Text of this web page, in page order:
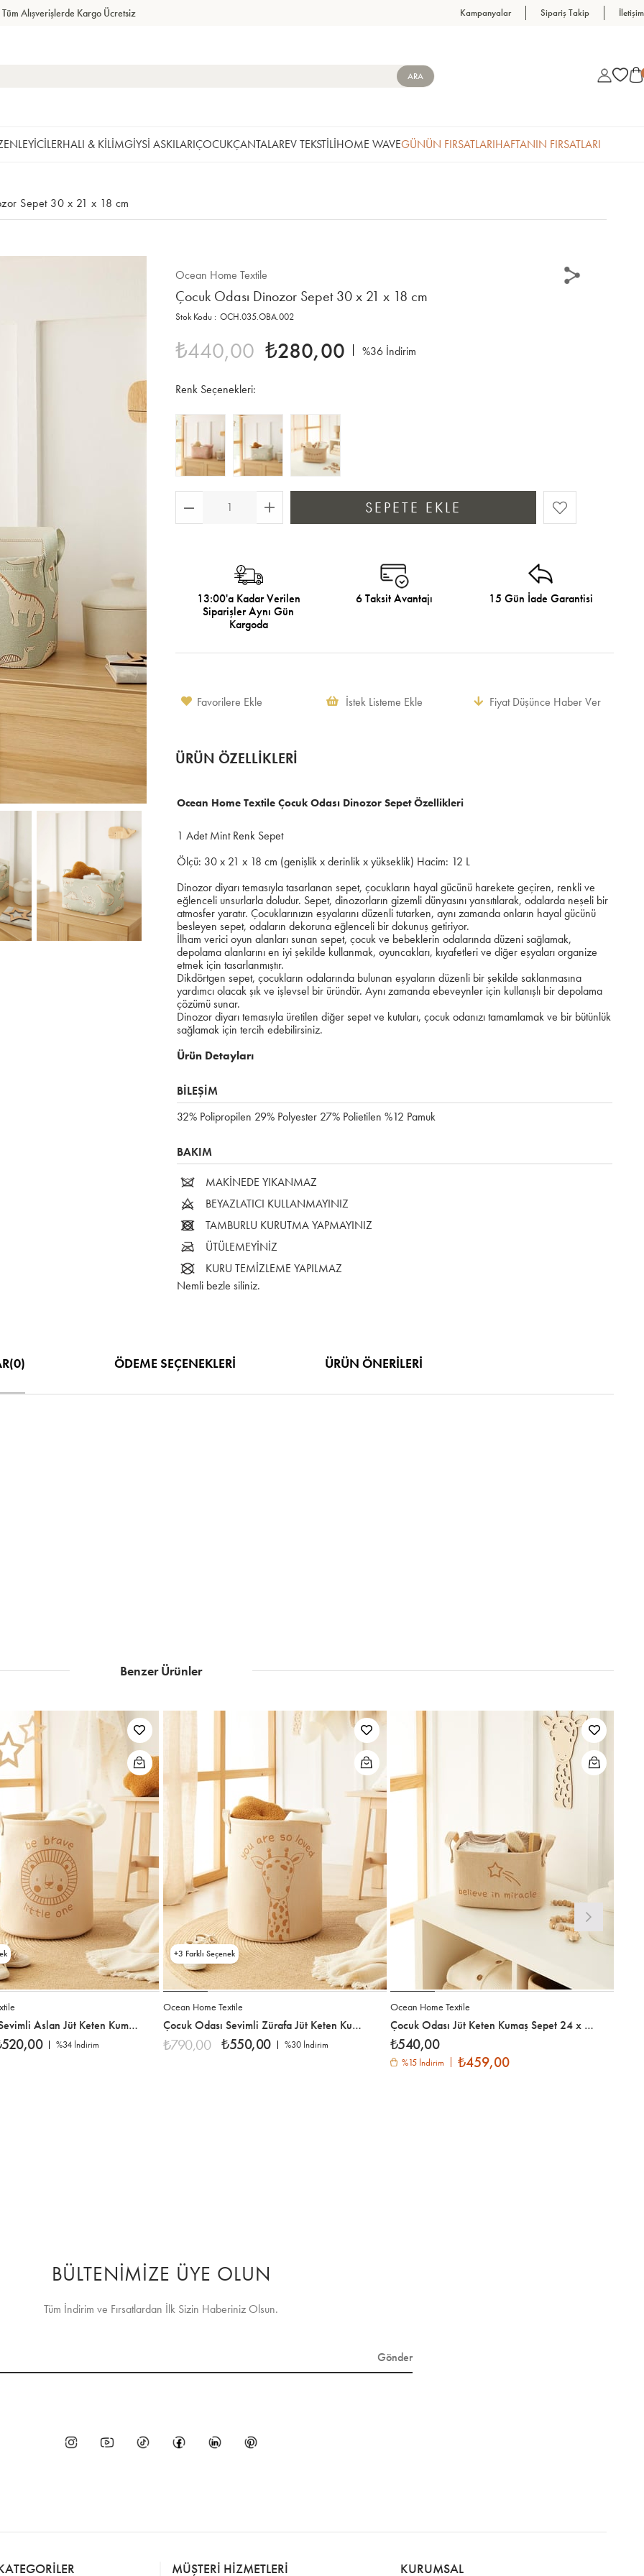
Tüm Alışverişlerde Kargo Ücretsiz Kampanyalar Sipariş Takip İletişim
HALI & KİLİMGİYSİ ASKILARIÇOCUKÇANTALAREV TEKSTİLİHOME WAVEGÜNÜN FIRSATLARIHAFTANIN FIRSATLARI
Sepet 30 x 21 x 18 cm
Ocean Home Textile
Çocuk Odası Dinozor Sepet 30 x 21 x 18 cm
OCH.035.OBA.002
₺440,00 ₺280,00 %36 İndirim
Renk Seçenekleri:
13:00'a Kadar Verilen
Siparişler Aynı Gün
Kargoda
6 Taksit Avantajı 15 Gün İade Garantisi
Favorilere Ekle İstek Listeme Ekle Fiyat Düşünce Haber Ver
ÜRÜN ÖZELLIKLERI
Ocean Home Textile Çocuk Odası Dinozor Sepet Özellikleri
1 Adet Mint Renk Sepet
Ölçü: 30 x 21 x 18 cm (genişlik x derinlik x yükseklik) Hacim: 12 L
Dinozor diyarı temasıyla tasarlanan sepet, çocukların hayal gücünü harekete geçiren, renkli ve
eğlenceli unsurlarla doludur. Sepet, dinozorların gizemli dünyasını yansıtılarak, odalarda neşeli bir
atmosfer yaratır. Çocuklarınızın eşyalarını düzenli tutarken, aynı zamanda onların hayal gücünü
besleyen sepet, odaların dekoruna eğlenceli bir dokunuş getiriyor.
İlham verici oyun alanları sunan sepet, çocuk ve bebeklerin odalarında düzeni sağlamak,
depolama alanlarını en iyi şekilde kullanmak, oyuncakları, kıyafetleri ve diğer eşyaları organize
etmek için tasarlanmıştır.
Dikdörtgen sepet, çocukların odalarında bulunan eşyaların düzenli bir şekilde saklanmasına
yardımcı olacak şık ve işlevsel bir üründür. Aynı zamanda ebeveynler için kullanışlı bir depolama
çözümü sunar.
Dinozor diyarı temasıyla üretilen diğer sepet ve kutuları, çocuk odanızı tamamlamak ve bir bütünlük
sağlamak için tercih edebilirsiniz.
Ürün Detayları
BİLEŞİM
32% Polipropilen 29% Polyester 27% Polietilen %12 Pamuk
BAKIM
MAKİNEDE YIKANMAZ
BEYAZLATICI KULLANMAYINIZ
TAMBURLU KURUTMA YAPMAYINIZ
ÜTÜLEMEYİNİZ
KURU TEMİZLEME YAPILMAZ
Nemli bezle siliniz.
(0) ÖDEME SEÇENEKLERI ÜRÜN ÖNERILERI
Benzer Ürünler
Çocuk Odası Sevimli Aslan Jüt Keten Kumaş Oyuncak Sepeti 33 x 40 cm
%34 İndirim
Ocean Home Textile
Çocuk Odası Sevimli Zürafa Jüt Keten Kumaş Oyuncak Sepeti 33 x 40 cm
₺550,00
₺790,00 %30 İndirim
3
Ocean Home Textile
Çocuk Odası Jüt Keten Kumaş Sepet 24 x 17 x 14 cm
₺540,00
%15 İndirim ₺459,00
BÜLTENİMİZE ÜYE OLUN
Tüm İndirim ve Fırsatlardan İlk Sizin Haberiniz Olsun.
Gönder
MÜŞTERİ HİZMETLERİ KURUMSAL